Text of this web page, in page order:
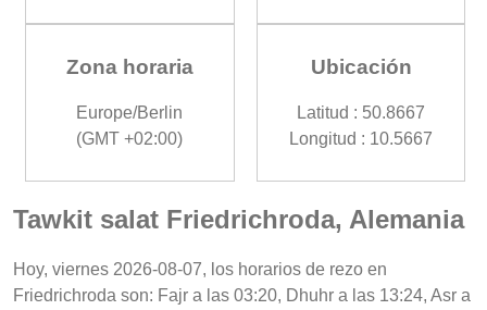
Zona horaria
Europe/Berlin
(GMT +02:00)
Ubicación
Latitud : 50.8667
Longitud : 10.5667
Tawkit salat Friedrichroda, Alemania
Hoy, viernes 2026-08-07, los horarios de rezo en
Friedrichroda son: Fajr a las 03:20, Dhuhr a las 13:24, Asr a